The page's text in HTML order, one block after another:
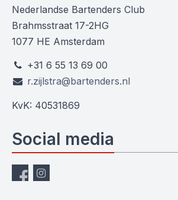
Nederlandse Bartenders Club
Brahmsstraat 17-2HG
1077 HE Amsterdam
+31 6 55 13 69 00
r.zijlstra@bartenders.nl
KvK: 40531869
Social media